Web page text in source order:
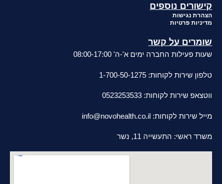
קישורים נוספים
הצהרת נגישות
מדיניות פרטיות
שומרים על קשר
שעות פעילות החברה ימים א'-ה' 08:00-17:00
טלפון שירות לקוחות: 1-700-50-1275
ווטצאפ שירות לקוחות: 0523253533
מייל שירות לקוחות: info@novohealth.co.il
משרד ראשי: התעשייה 11, נשר
סניפי מכירות ושירות בפריסה ארצית